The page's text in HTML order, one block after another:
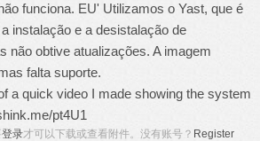
funciona. EU' Utilizamos o Yast, que é
instalação e a desistalação de
não obtive atualizações. A imagem
falta suporte.
a quick video I made showing the system
pt4U1
登录才可以下载或查看附件。没有账号？ Register